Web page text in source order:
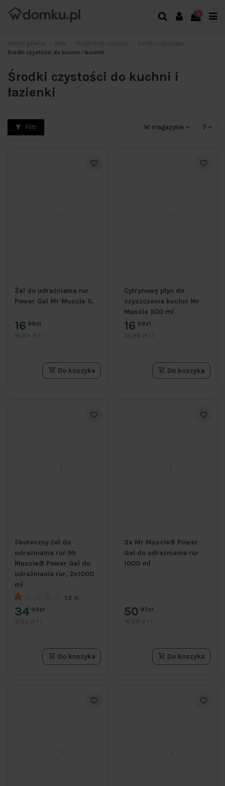
Strona główna Dom Utrzymanie czystości
Środki czyszczące
Środki czystości do kuchni i łazienki
Środki czystości do kuchni i
łazienki
Filtr W magazynie 7
Żel do udrażniania rur
Power Gel Mr Muscle 1L
16 99zł
16,99 zł / l
Do koszyka
Cytrynowy płyn do
czyszczenia kuchni Mr
Muscle 500 ml
16 99zł
33,98 zł / l
Do koszyka
Skuteczny żel do
udrażniania rur Mr
Muscle® Power Gel do
udrażniania rur, 2x1000
ml
1.0 (1)
34 99zł
17,50 zł / l
Do koszyka
3x Mr Muscle® Power
Gel do udrażniania rur
1000 ml
50 97zł
16,99 zł / l
Do koszyka